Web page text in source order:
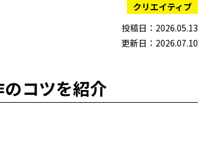
クリエイティブ
投稿日：2026.05.13
更新日：2026.07.10
コツを紹介